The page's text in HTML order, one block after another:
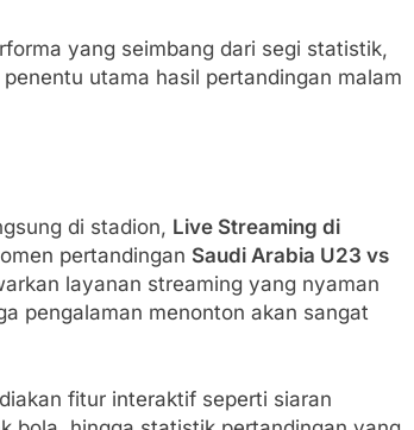
yang seimbang dari segi statistik,
utama hasil pertandingan malam
di stadion, Live Streaming di
pertandingan Saudi Arabia U23 vs
layanan streaming yang nyaman
pengalaman menonton akan sangat
fitur interaktif seperti siaran